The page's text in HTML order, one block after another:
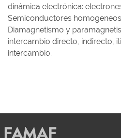
dinámica electrónica:
Semiconductores
Diamagnetismo y
intercambio directo, indirecto,
intercambio.